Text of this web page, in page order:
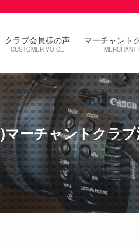
クラブ会員様の声
CUSTOMER VOICE
マーチャント
MERCHANT
ーチャントクラ